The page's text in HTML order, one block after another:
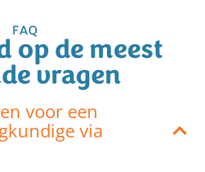
FAQ
op de meest
vragen
voor een
via